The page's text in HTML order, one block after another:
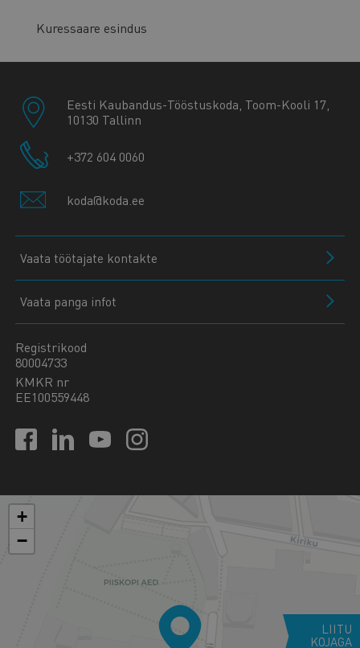
Kuressaare esindus
Eesti Kaubandus-Tööstuskoda, Toom-Kooli 17,
10130 Tallinn
+372 604 0060
koda@koda.ee
Vaata töötajate kontakte
Vaata panga infot
Registrikood
80004733
KMKR nr
EE100559448
+
−
LIITU
KOJAGA